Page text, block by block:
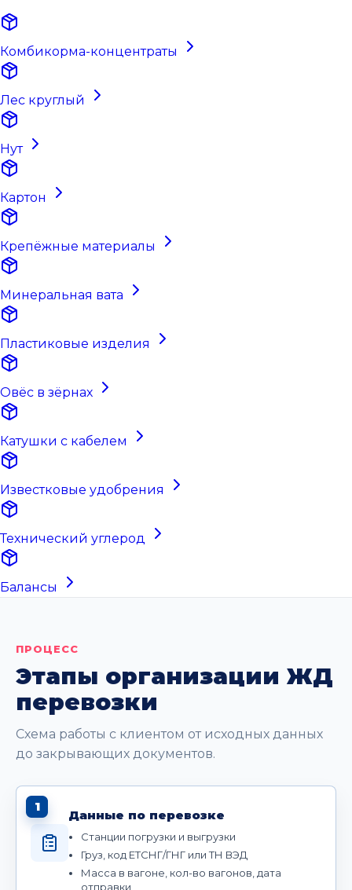
Комбикорма-концентраты
Лес круглый
Нут
Картон
Крепёжные материалы
Минеральная вата
Пластиковые изделия
Овёс в зёрнах
Катушки с кабелем
Известковые удобрения
Технический углерод
Балансы
ПРОЦЕСС
Этапы организации ЖД
перевозки
Схема работы с клиентом от исходных данных
до закрывающих документов.
1
Данные по перевозке
Станции погрузки и выгрузки
Груз, код ЕТСНГ/ГНГ или ТН ВЭД
Масса в вагоне, кол-во вагонов, дата
отправки